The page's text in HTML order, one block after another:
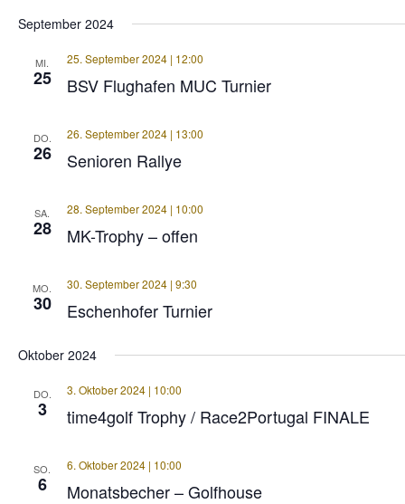
wählen.
September 2024
MI.
25 BSV Flughafen MUC Turnier
25. September 2024 | 12:00
DO.
26 Senioren Rallye
26. September 2024 | 13:00
SA.
28 MK-Trophy – offen
28. September 2024 | 10:00
MO.
30 Eschenhofer Turnier
30. September 2024 | 9:30
Oktober 2024
DO.
3 time4golf Trophy / Race2Portugal FINALE
3. Oktober 2024 | 10:00
SO.
6 Monatsbecher – Golfhouse
6. Oktober 2024 | 10:00